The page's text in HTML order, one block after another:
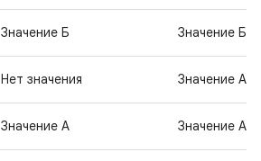
Значение Б Значение Б
Нет значения Значение А
Значение А Значение А